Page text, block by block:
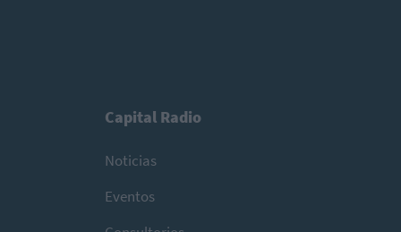
Capital Radio
Noticias
Eventos